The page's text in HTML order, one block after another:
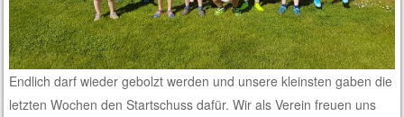
Endlich darf wieder gebolzt werden und unsere kleinsten gaben die
letzten Wochen den Startschuss dafür. Wir als Verein freuen uns